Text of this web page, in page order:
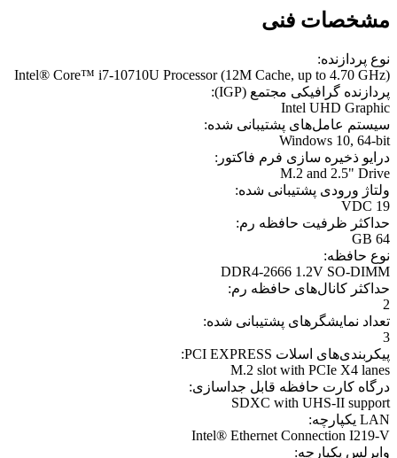
مشخصات فنی
نوع پردازنده:
Intel® Core™ i7-10710U Processor (12M Cache, up to 4.70 GHz)
پردازنده گرافیکی مجتمع (IGP):
Intel UHD Graphic
سیستم‌ عامل‌های پشتیبانی شده:
Windows 10, 64-bit
درایو ذخیره سازی فرم فاکتور:
M.2 and 2.5" Drive
ولتاژ ورودی پشتیبانی شده:
19 VDC
حداکثر ظرفیت حافظه رم:
64 GB
نوع حافظه:
DDR4-2666 1.2V SO-DIMM
حداکثر کانال‌های حافظه رم:
2
تعداد نمایشگرهای پشتیبانی شده:
3
پیکربندی‌های اسلات PCI EXPRESS:
M.2 slot with PCIe X4 lanes
درگاه کارت حافظه قابل جداسازی:
SDXC with UHS-II support
LAN یکپارچه:
Intel® Ethernet Connection I219-V
وایرلس یکپارچه: